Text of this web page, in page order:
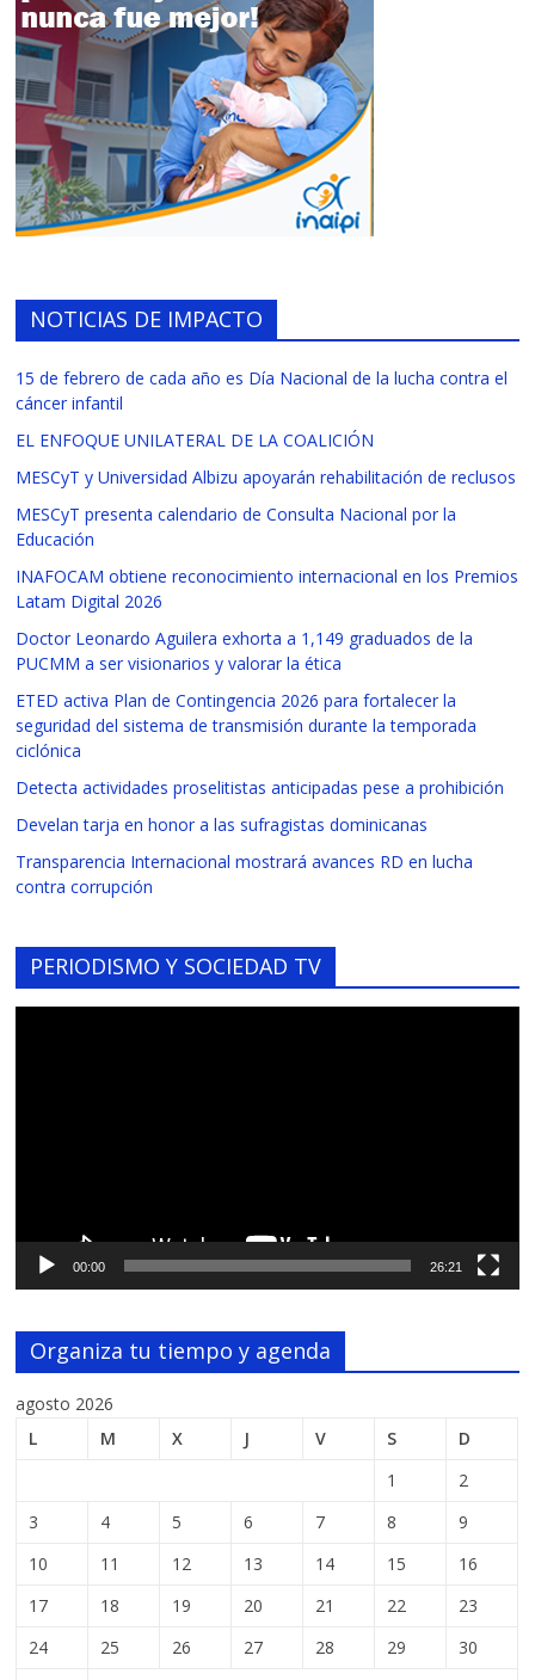
NOTICIAS DE IMPACTO
15 de febrero de cada año es Día Nacional de la lucha contra el
cáncer infantil
EL ENFOQUE UNILATERAL DE LA COALICIÓN
MESCyT y Universidad Albizu apoyarán rehabilitación de reclusos
MESCyT presenta calendario de Consulta Nacional por la
Educación
INAFOCAM obtiene reconocimiento internacional en los Premios
Latam Digital 2026
Doctor Leonardo Aguilera exhorta a 1,149 graduados de la
PUCMM a ser visionarios y valorar la ética
ETED activa Plan de Contingencia 2026 para fortalecer la
seguridad del sistema de transmisión durante la temporada
ciclónica
Detecta actividades proselitistas anticipadas pese a prohibición
Develan tarja en honor a las sufragistas dominicanas
Transparencia Internacional mostrará avances RD en lucha
contra corrupción
PERIODISMO Y SOCIEDAD TV
00:00 26:21
Organiza tu tiempo y agenda
agosto 2026
L
M X J V S
D
1
2
3
4 5 6 7 8
9
10
11 12 13 14 15
16
17
18 19 20 21 22
23
24
25 26 27 28 29
30